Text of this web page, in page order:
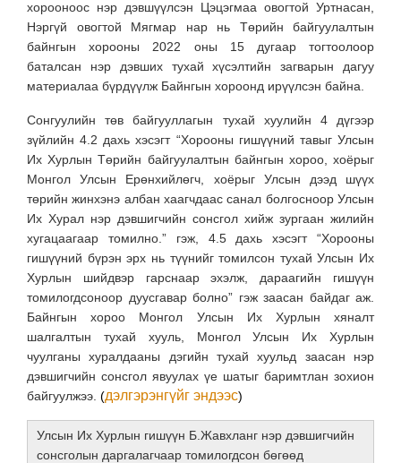
хорооноос нэр дэвшүүлсэн Цэцэгмаа овогтой Уртнасан,
Нэргүй овогтой Мягмар нар нь Төрийн байгуулалтын
байнгын хорооны 2022 оны 15 дугаар тогтоолоор
баталсан нэр дэвших тухай хүсэлтийн загварын дагуу
материалаа бүрдүүлж Байнгын хороонд ирүүлсэн байна.
Сонгуулийн төв байгууллагын тухай хуулийн 4 дүгээр
зүйлийн 4.2 дахь хэсэгт “Хорооны гишүүний тавыг Улсын
Их Хурлын Төрийн байгуулалтын байнгын хороо, хоёрыг
Монгол Улсын Ерөнхийлөгч, хоёрыг Улсын дээд шүүх
төрийн жинхэнэ албан хаагчдаас санал болгосноор Улсын
Их Хурал нэр дэвшигчийн сонсгол хийж зургаан жилийн
хугацаагаар томилно.” гэж, 4.5 дахь хэсэгт “Хорооны
гишүүний бүрэн эрх нь түүнийг томилсон тухай Улсын Их
Хурлын шийдвэр гарснаар эхэлж, дараагийн гишүүн
томилогдсоноор дуусгавар болно” гэж заасан байдаг аж.
Байнгын хороо Монгол Улсын Их Хурлын хяналт
шалгалтын тухай хууль, Монгол Улсын Их Хурлын
чуулганы хуралдааны дэгийн тухай хуульд заасан нэр
дэвшигчийн сонсгол явуулах үе шатыг баримтлан зохион
байгуулжээ. (дэлгэрэнгүйг эндээс)
Улсын Их Хурлын гишүүн Б.Жавхланг нэр дэвшигчийн
сонсголын даргалагчаар томилогдсон бөгөөд